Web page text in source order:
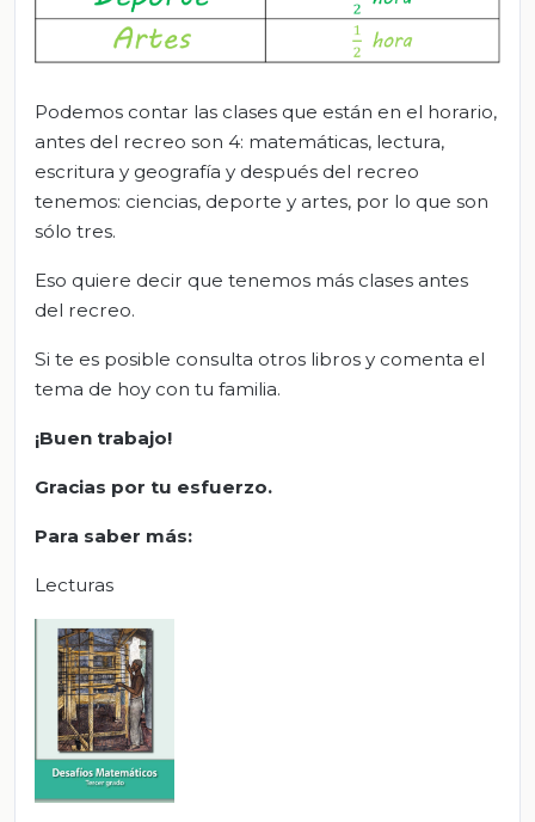
Podemos contar las clases que están en el horario,
antes del recreo son 4: matemáticas, lectura,
escritura y geografía y después del recreo
tenemos: ciencias, deporte y artes, por lo que son
sólo tres.
Eso quiere decir que tenemos más clases antes
del recreo.
Si te es posible consulta otros libros y comenta el
tema de hoy con tu familia.
¡Buen trabajo!
Gracias por tu esfuerzo.
Para saber más:
Lecturas